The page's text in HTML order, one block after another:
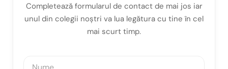
Completează formularul de contact de mai jos iar
unul din colegii noștri va lua legătura cu tine în cel
mai scurt timp.